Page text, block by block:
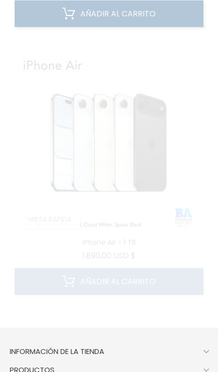
AÑADIR AL CARRITO
1.890,00 USD $
INFORMACIÓN DE LA TIENDA 
PRODUCTOS